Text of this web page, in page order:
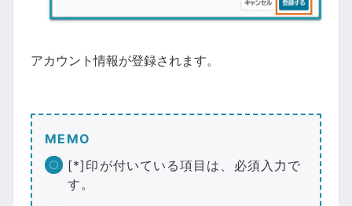
アカウント情報が登録されます。
MEMO
[*]印が付いている項目は、必須入力で
す。